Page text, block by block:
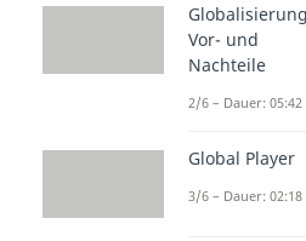
der zu einem
Studyflix
einem
Globalisierung
Vor- und
Nachteile
2/6 – Dauer: 05:42
Global Player
3/6 – Dauer: 02:18